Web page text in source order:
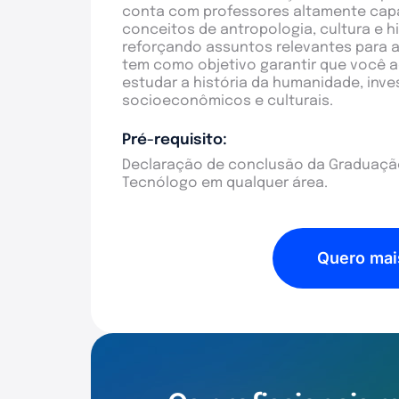
conta com professores altamente
conceitos de antropologia, cultura e
reforçando assuntos relevantes para
tem como objetivo garantir que você
estudar a história da humanidade,
socioeconômicos e culturais.
Pré-requisito:
Declaração de conclusão da
Tecnólogo em qualquer área.
Quero